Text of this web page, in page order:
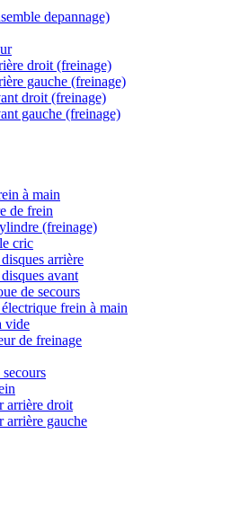
depannage)
droit (freinage)
gauche (freinage)
droit (freinage)
gauche (freinage)
à main
de frein
(freinage)
cric
arrière
avant
de secours
frein à main
vide
de freinage
arrière droit
arrière gauche